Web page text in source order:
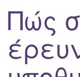
Πώς